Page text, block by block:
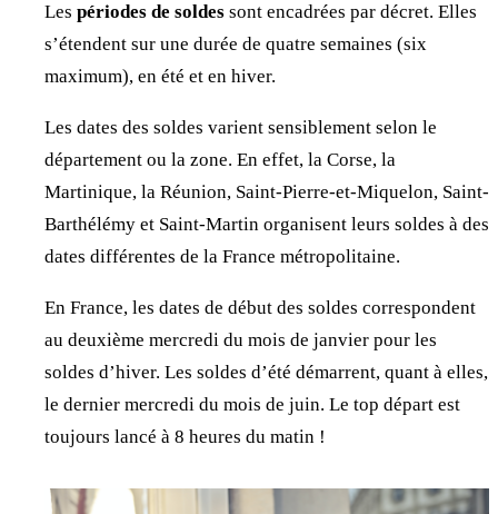
Les périodes de soldes sont encadrées par décret. Elles
s’étendent sur une durée de quatre semaines (six
maximum), en été et en hiver.
Les dates des soldes varient sensiblement selon le
département ou la zone. En effet, la Corse, la
Martinique, la Réunion, Saint-Pierre-et-Miquelon, Saint-
Barthélémy et Saint-Martin organisent leurs soldes à des
dates différentes de la France métropolitaine.
En France, les dates de début des soldes correspondent
au deuxième mercredi du mois de janvier pour les
soldes d’hiver. Les soldes d’été démarrent, quant à elles,
le dernier mercredi du mois de juin. Le top départ est
toujours lancé à 8 heures du matin !